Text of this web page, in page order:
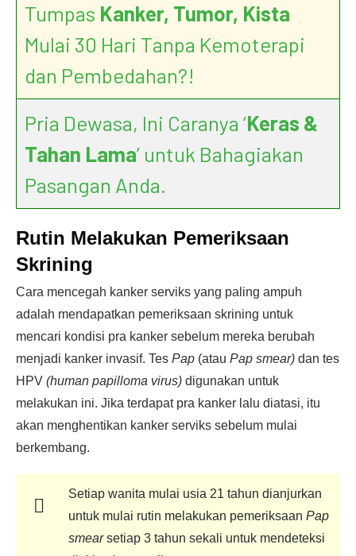
Tumpas Kanker, Tumor, Kista
Mulai 30 Hari Tanpa Kemoterapi
dan Pembedahan?!
Pria Dewasa, Ini Caranya ‘Keras &
Tahan Lama’ untuk Bahagiakan
Pasangan Anda.
Rutin Melakukan Pemeriksaan
Skrining
Cara mencegah kanker serviks yang paling ampuh
adalah mendapatkan pemeriksaan skrining untuk
mencari kondisi pra kanker sebelum mereka berubah
menjadi kanker invasif. Tes Pap (atau Pap smear) dan tes
HPV (human papilloma virus) digunakan untuk
melakukan ini. Jika terdapat pra kanker lalu diatasi, itu
akan menghentikan kanker serviks sebelum mulai
berkembang.
Setiap wanita mulai usia 21 tahun dianjurkan
untuk mulai rutin melakukan pemeriksaan Pap
smearsetiap 3 tahun sekali untuk mendeteksi